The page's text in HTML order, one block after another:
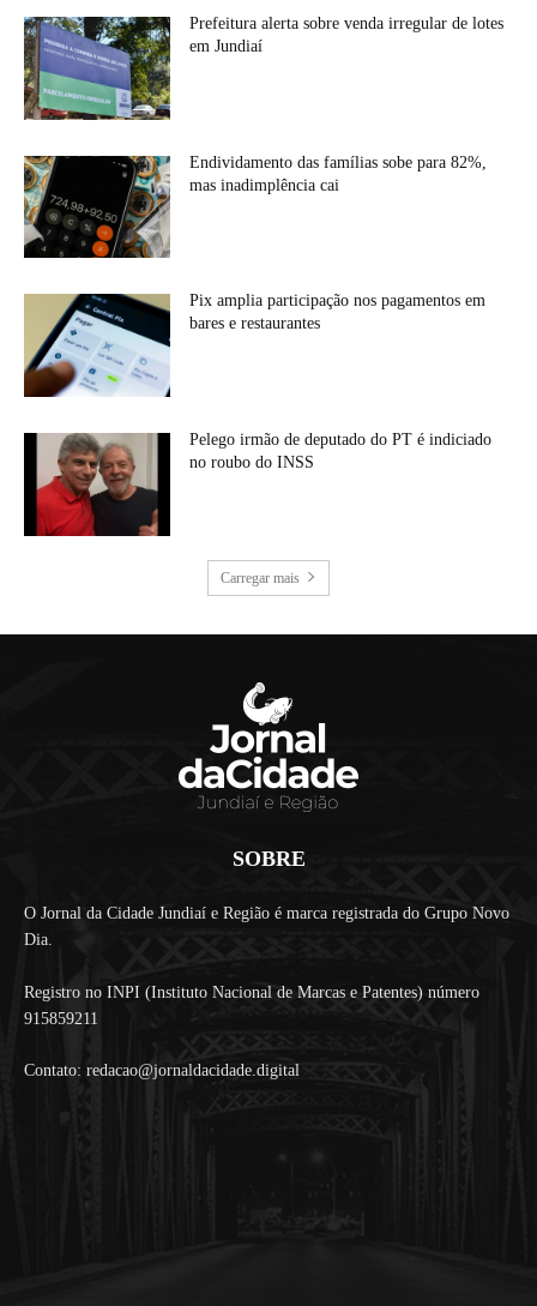
Prefeitura alerta sobre venda irregular de lotes
em Jundiaí
Endividamento das famílias sobe para 82%,
mas inadimplência cai
Pix amplia participação nos pagamentos em
bares e restaurantes
Pelego irmão de deputado do PT é indiciado
no roubo do INSS
Carregar mais
SOBRE
O Jornal da Cidade Jundiaí e Região é marca registrada do Grupo Novo
Dia.
Registro no INPI (Instituto Nacional de Marcas e Patentes) número
915859211
Contato: redacao@jornaldacidade.digital